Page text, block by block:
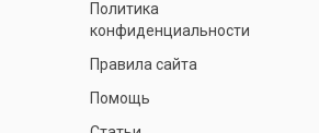
Политика
конфиденциальности
Правила сайта
Помощь